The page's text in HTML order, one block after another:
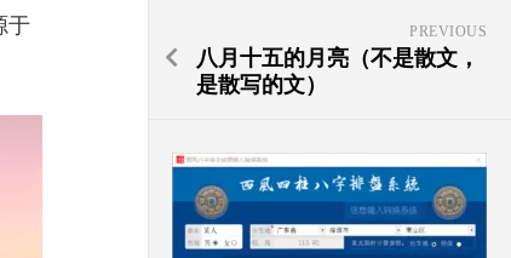
于
PREVIOUS
八月十五的月亮（不是散文，
是散写的文）